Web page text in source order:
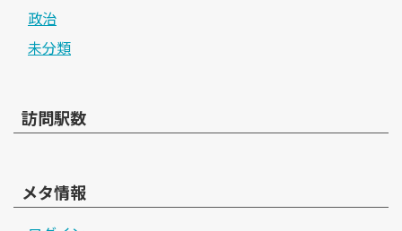
政治
未分類
訪問駅数
メタ情報